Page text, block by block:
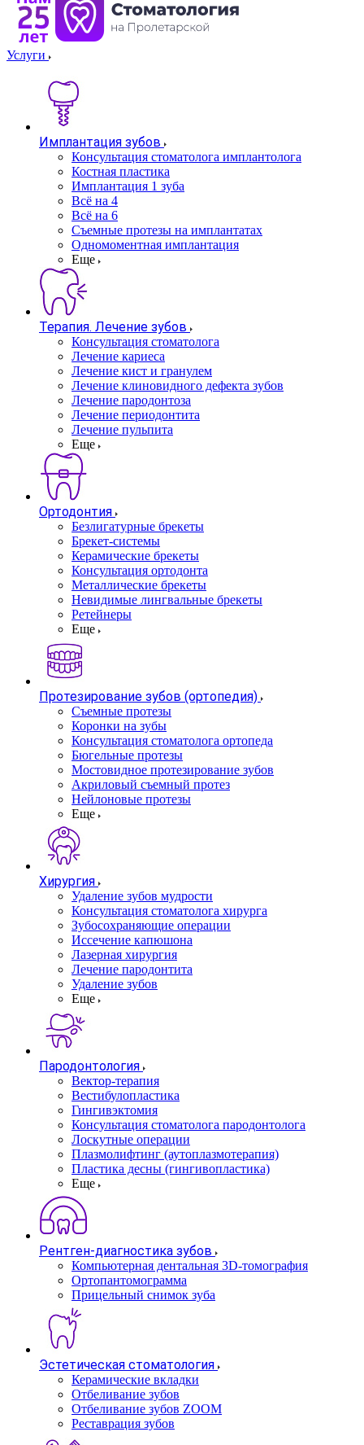
Услуги
Имплантация зубов
Консультация стоматолога имплантолога
Костная пластика
Имплантация 1 зуба
Всё на 4
Всё на 6
Съемные протезы на имплантатах
Одномоментная имплантация
Еще
Терапия. Лечение зубов
Консультация стоматолога
Лечение кариеса
Лечение кист и гранулем
Лечение клиновидного дефекта зубов
Лечение пародонтоза
Лечение периодонтита
Лечение пульпита
Еще
Ортодонтия
Безлигатурные брекеты
Брекет-системы
Керамические брекеты
Консультация ортодонта
Металлические брекеты
Невидимые лингвальные брекеты
Ретейнеры
Еще
Протезирование зубов (ортопедия)
Съемные протезы
Коронки на зубы
Консультация стоматолога ортопеда
Бюгельные протезы
Мостовидное протезирование зубов
Акриловый съемный протез
Нейлоновые протезы
Еще
Хирургия
Удаление зубов мудрости
Консультация стоматолога хирурга
Зубосохраняющие операции
Иссечение капюшона
Лазерная хирургия
Лечение пародонтита
Удаление зубов
Еще
Пародонтология
Вектор-терапия
Вестибулопластика
Гингивэктомия
Консультация стоматолога пародонтолога
Лоскутные операции
Плазмолифтинг (аутоплазмотерапия)
Пластика десны (гингивопластика)
Еще
Рентген-диагностика зубов
Компьютерная дентальная 3D-томография
Ортопантомограмма
Прицельный снимок зуба
Эстетическая стоматология
Керамические вкладки
Отбеливание зубов
Отбеливание зубов ZOOM
Реставрация зубов